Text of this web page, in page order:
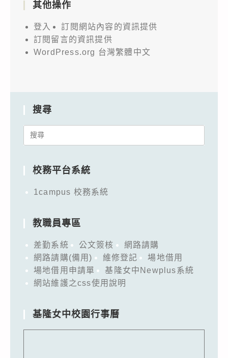
其他操作
登入
訂閱網站內容的資訊提供
訂閱留言的資訊提供
WordPress.org 台灣繁體中文
搜尋
Search
校務平台系統
1campus 校務系統
教職員專區
差勤系統 公文簽核
網路請購
網路請購(備用)
維修登記
場地借用
場地借用申請單
基隆女中Newplus系統
網站維護之css使用說明
基隆女中校園行事曆